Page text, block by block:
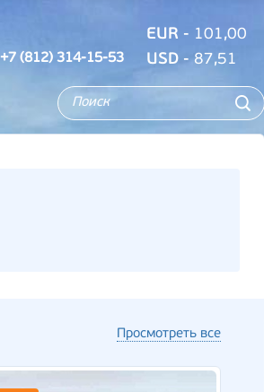
+7 (812) 314-15-53
EUR - 101,00
USD - 87,51
Просмотреть все